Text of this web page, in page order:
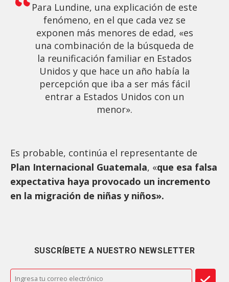
Para Lundine, una explicación de este
fenómeno, en el que cada vez se
exponen más menores de edad, «es
una combinación de la búsqueda de
la reunificación familiar en Estados
Unidos y que hace un año había la
percepción que iba a ser más fácil
entrar a Estados Unidos con un
menor».
Es probable, continúa el representante de
Plan Internacional Guatemala, «que esa falsa
expectativa haya provocado un incremento
en la migración de niñas y niños».
SUSCRÍBETE A NUESTRO NEWSLETTER